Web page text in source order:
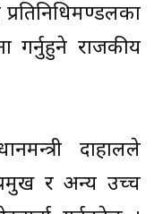
गर्नुहुने राजकीय
दाहालले
र अन्य उच्च